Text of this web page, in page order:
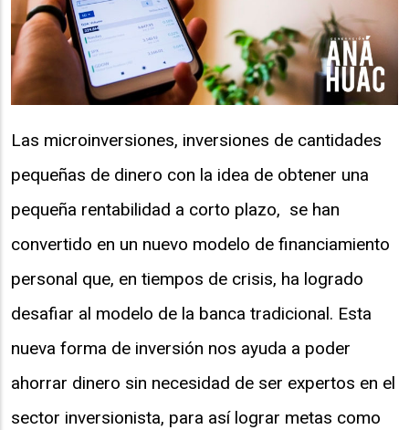
Las microinversiones, inversiones de cantidades
pequeñas de dinero con la idea de obtener una
pequeña rentabilidad a corto plazo, se han
convertido en un nuevo modelo de financiamiento
personal que, en tiempos de crisis, ha logrado
desafiar al modelo de la banca tradicional. Esta
nueva forma de inversión nos ayuda a poder
ahorrar dinero sin necesidad de ser expertos en el
sector inversionista, para así lograr metas como